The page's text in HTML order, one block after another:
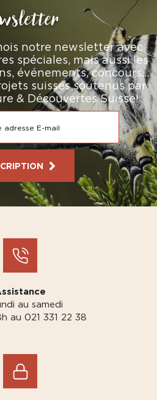
notre newsletter avec
spéciales, mais aussi les
événements, concours…
suisses soutenus par
& Découvertes Suisse!
au samedi
au 021 331 22 38